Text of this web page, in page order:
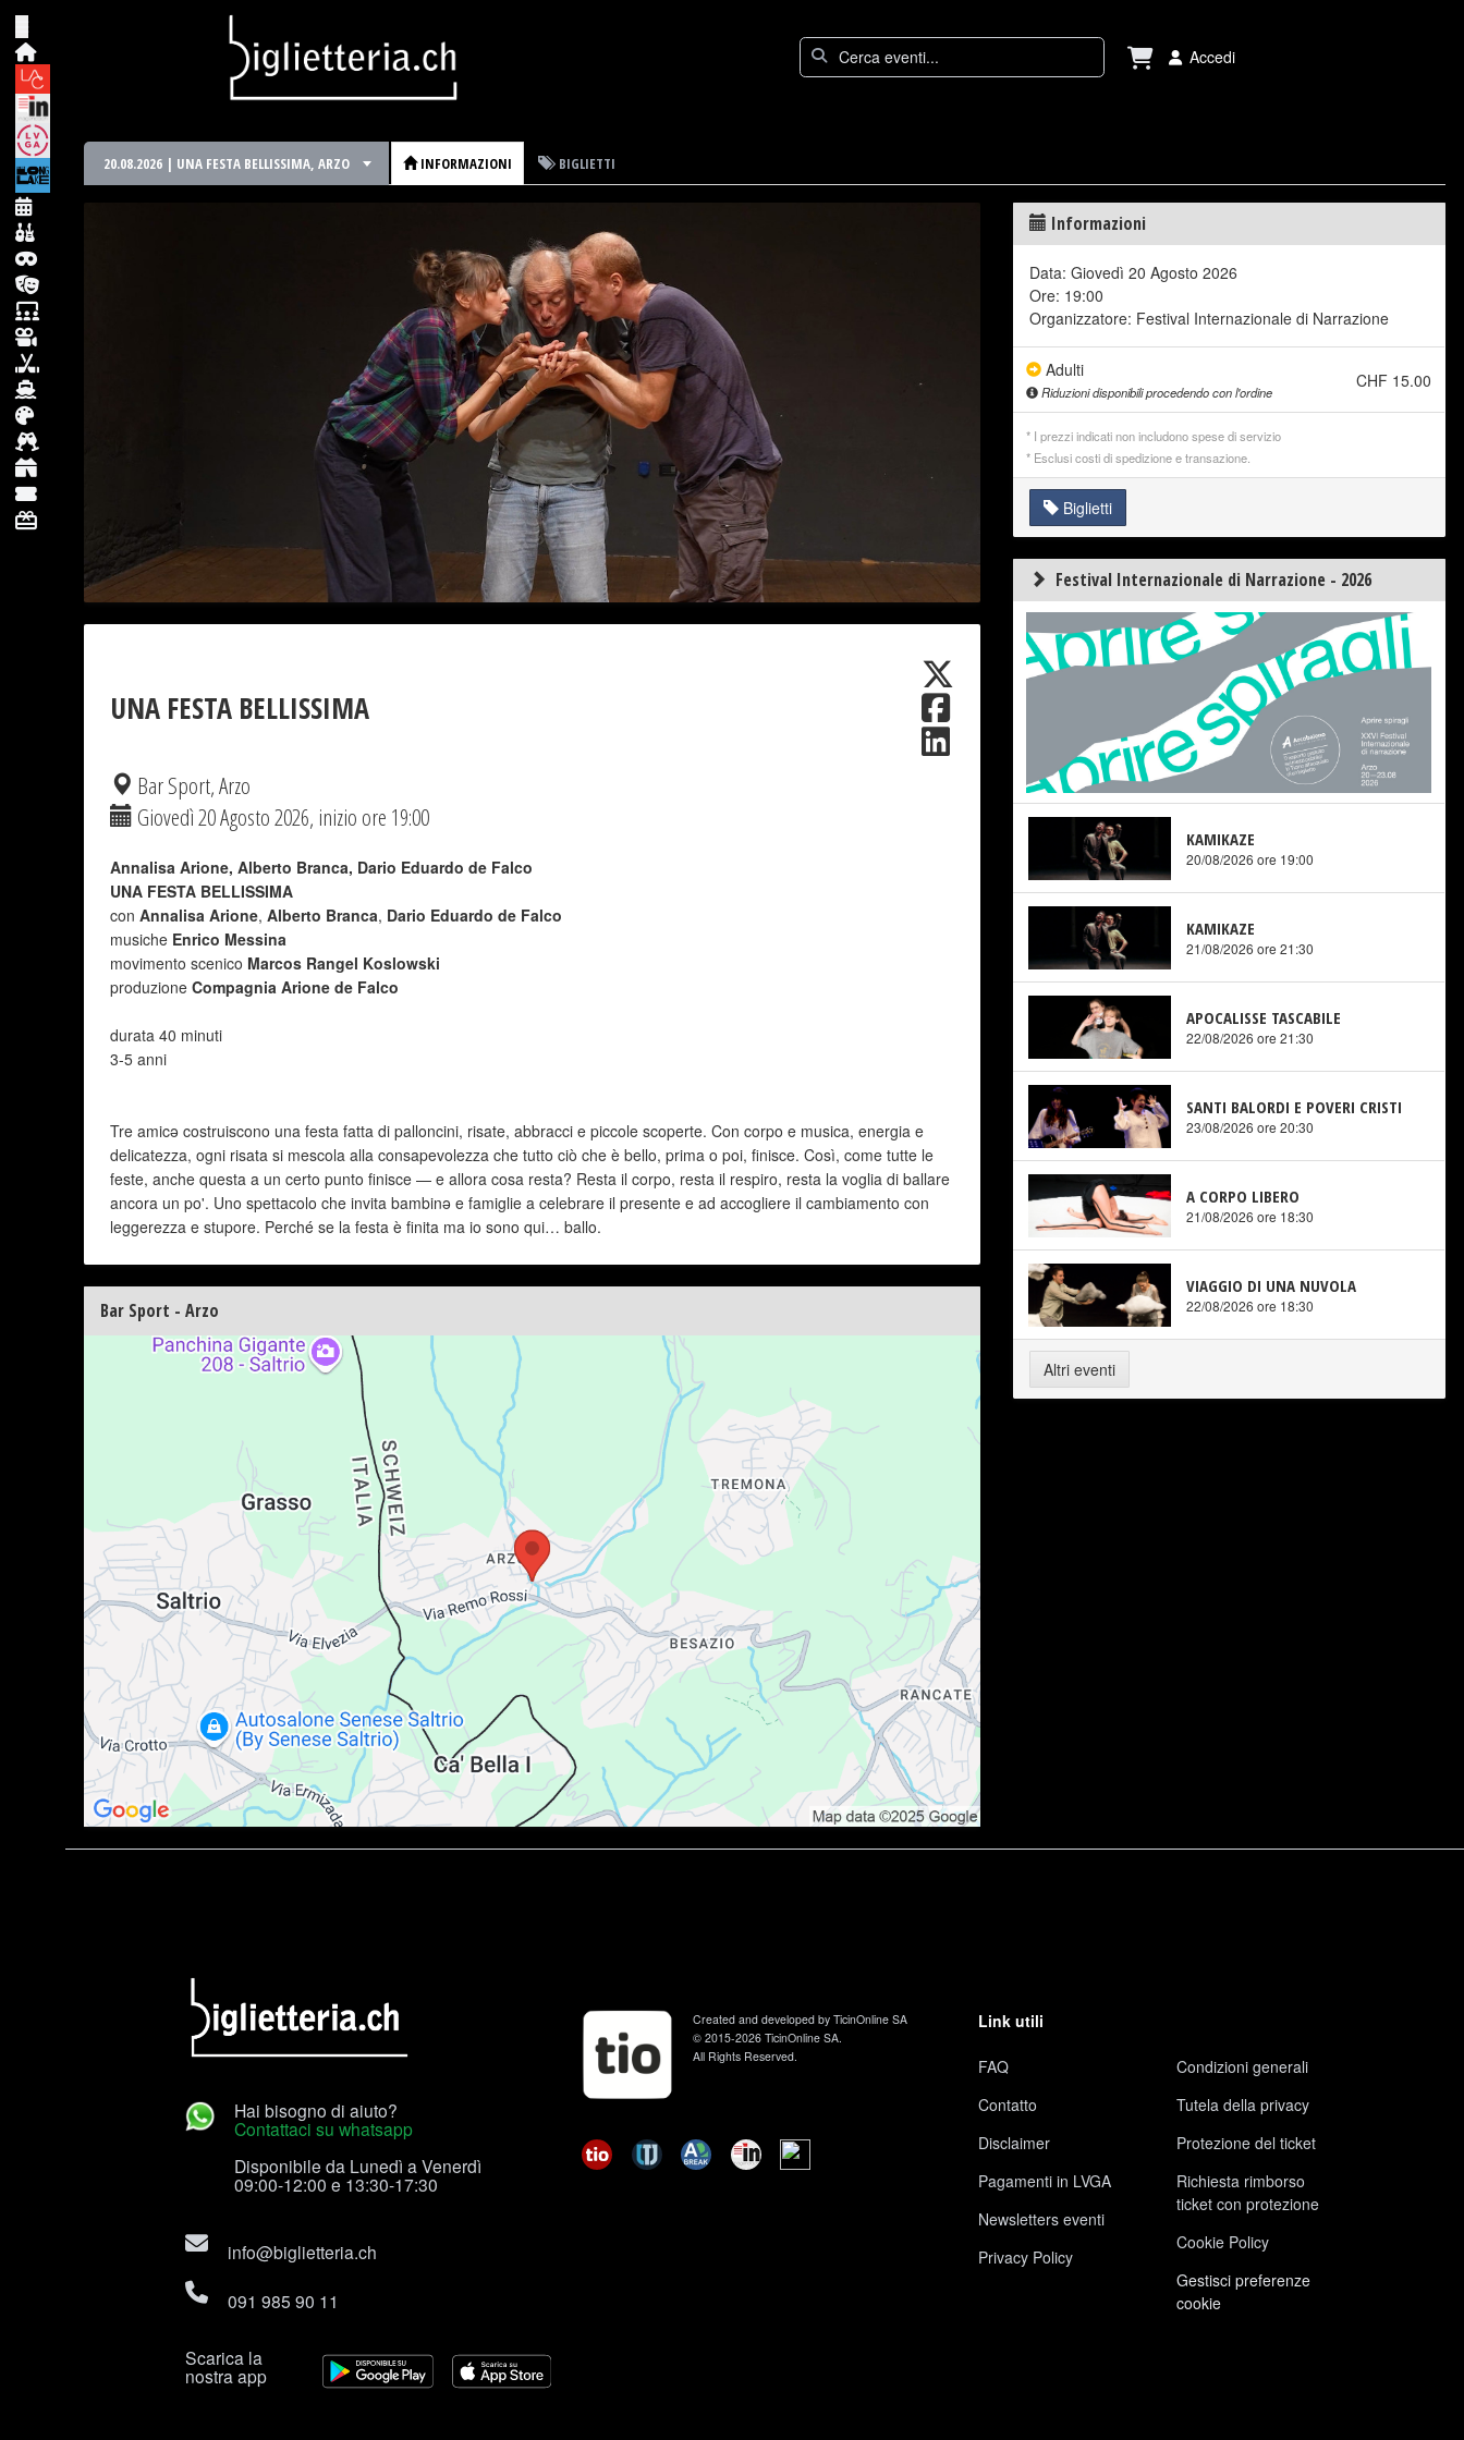
Accedi
20.08.2026 | UNA FESTA BELLISSIMA, ARZO INFORMAZIONI BIGLIETTI
UNA FESTA BELLISSIMA
Bar Sport, Arzo
Giovedì 20 Agosto 2026, inizio ore 19:00
Annalisa Arione, Alberto Branca, Dario Eduardo de Falco
UNA FESTA BELLISSIMA
con Annalisa Arione, Alberto Branca, Dario Eduardo de Falco
musiche Enrico Messina
movimento scenico Marcos Rangel Koslowski
produzione Compagnia Arione de Falco
durata 40 minuti
3-5 anni
Tre amicǝ costruiscono una festa fatta di palloncini, risate, abbracci e piccole scoperte. Con corpo e musica, energia e
delicatezza, ogni risata si mescola alla consapevolezza che tutto ciò che è bello, prima o poi, finisce. Così, come tutte le
feste, anche questa a un certo punto finisce — e allora cosa resta? Resta il corpo, resta il respiro, resta la voglia di ballare
ancora un po'. Uno spettacolo che invita bambinǝ e famiglie a celebrare il presente e ad accogliere il cambiamento con
leggerezza e stupore. Perché se la festa è finita ma io sono qui… ballo.
Bar Sport - Arzo
Informazioni
Data: Giovedì 20 Agosto 2026
Ore: 19:00
Organizzatore: Festival Internazionale di Narrazione
Adulti
Riduzioni disponibili procedendo con l'ordine
CHF 15.00
* I prezzi indicati non includonospese di servizio
* Esclusi costi dispedizioneetransazione.
Biglietti
Festival Internazionale di Narrazione - 2026
KAMIKAZE
20/08/2026 ore 19:00
KAMIKAZE
21/08/2026 ore 21:30
APOCALISSE TASCABILE
22/08/2026 ore 21:30
SANTI BALORDI E POVERI CRISTI
23/08/2026 ore 20:30
A CORPO LIBERO
21/08/2026 ore 18:30
VIAGGIO DI UNA NUVOLA
22/08/2026 ore 18:30
Altri eventi
Hai bisogno di aiuto?
Contattaci su whatsapp
Disponibile da Lunedì a Venerdì
09:00-12:00 e 13:30-17:30
info@biglietteria.ch
091 985 90 11
Scarica la
nostra app
Created and developed by TicinOnline SA
© 2015-2026 TicinOnline SA.
All Rights Reserved.
Link utili
FAQ
Contatto
Disclaimer
Pagamenti in LVGA
Newsletters eventi
Privacy Policy
Condizioni generali
Tutela della privacy
Protezione del ticket
Richiesta rimborso
ticket con protezione
Cookie Policy
Gestisci preferenze
cookie